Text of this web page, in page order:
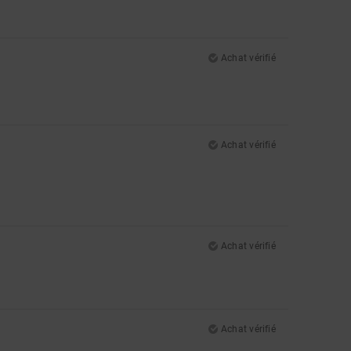
Achat vérifié
Achat vérifié
Achat vérifié
Achat vérifié